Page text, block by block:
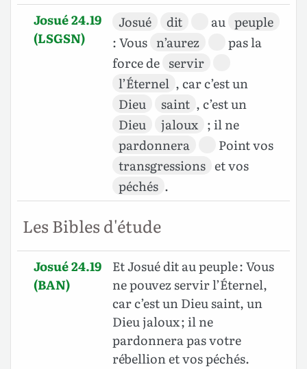
Josué 24.19
(LSGSN)
Josué dit au peuple
: Vous n’aurez
pas la
force de servir
l’Éternel , car c’est un
Dieu
saint , c’est un
Dieu
jaloux ; il ne
pardonnera
Point vos
transgressions et vos
péchés .
Les Bibles d'étude
Josué 24.19
(BAN)
Et Josué dit au peuple : Vous
ne pouvez servir l’Éternel,
car c’est un Dieu saint, un
Dieu jaloux ; il ne
pardonnera pas votre
rébellion et vos péchés.